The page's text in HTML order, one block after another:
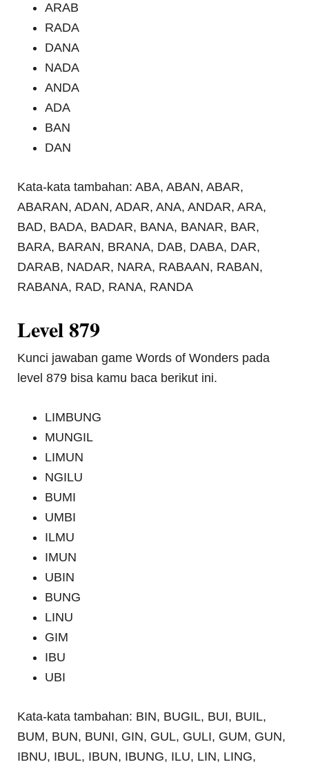
ARAB
RADA
DANA
NADA
ANDA
ADA
BAN
DAN
Kata-kata tambahan: ABA, ABAN, ABAR,
ABARAN, ADAN, ADAR, ANA, ANDAR, ARA,
BAD, BADA, BADAR, BANA, BANAR, BAR,
BARA, BARAN, BRANA, DAB, DABA, DAR,
DARAB, NADAR, NARA, RABAAN, RABAN,
RABANA, RAD, RANA, RANDA
Level 879
Kunci jawaban game Words of Wonders pada
level 879 bisa kamu baca berikut ini.
LIMBUNG
MUNGIL
LIMUN
NGILU
BUMI
UMBI
ILMU
IMUN
UBIN
BUNG
LINU
GIM
IBU
UBI
Kata-kata tambahan: BIN, BUGIL, BUI, BUIL,
BUM, BUN, BUNI, GIN, GUL, GULI, GUM, GUN,
IBNU, IBUL, IBUN, IBUNG, ILU, LIN, LING,